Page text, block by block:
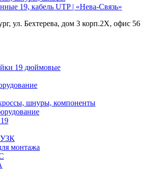
ул. Бехтерева, дом 3 корп.2X, офис 56
19 дюймовые
шнуры, компоненты
УЗК
монтажа